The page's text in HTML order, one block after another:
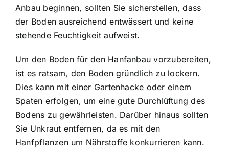
Anbau beginnen, sollten Sie sicherstellen, dass
der Boden ausreichend entwässert und keine
stehende Feuchtigkeit aufweist.
Um den Boden für den Hanfanbau vorzubereiten,
ist es ratsam, den Boden gründlich zu lockern.
Dies kann mit einer Gartenhacke oder einem
Spaten erfolgen, um eine gute Durchlüftung des
Bodens zu gewährleisten. Darüber hinaus sollten
Sie Unkraut entfernen, da es mit den
Hanfpflanzen um Nährstoffe konkurrieren kann.